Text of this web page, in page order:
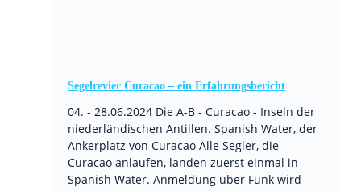
Segelrevier Curacao – ein Erfahrungsbericht
04. - 28.06.2024 Die A-B - Curacao - Inseln der
niederländischen Antillen. Spanish Water, der
Ankerplatz von Curacao Alle Segler, die
Curacao anlaufen, landen zuerst einmal in
Spanish Water. Anmeldung über Funk wird